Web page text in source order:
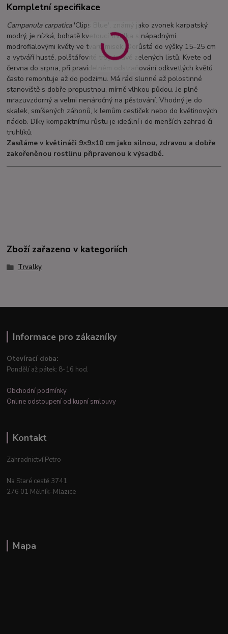
Kompletní specifikace
Campanula carpatica'Clips Blue', známý jako zvonek karpatský
modrý, je nízká, bohatě kvetoucí trvalka s nápadnými
modrofialovými květy ve tvaru misek. Dorůstá do výšky 15–25 cm
a vytváří husté, polštářovité trsy tmavě zelených listů. Kvete od
června do srpna, při pravidelném odstraňování odkvetlých květů
často remontuje až do podzimu. Má rád slunné až polostinné
stanoviště s dobře propustnou, mírně vlhkou půdou. Je plně
mrazuvzdorný a velmi nenáročný na pěstování. Vhodný je do
skalek, smíšených záhonů, k lemům cestiček nebo do květinových
nádob. Díky kompaktnímu růstu je ideální i do menších zahrad či
truhlíků.
Zasíláme v květináči 9×9×10 cm jako silnou, zdravou a dobře
zakořeněnou rostlinu připravenou k výsadbě.
Zboží zařazeno v kategoriích
Trvalky
Informace pro zákazníky
Otevírací doba:
Pondělí až pátek: 8-16 hod.
Obchodní podmínky
Online odstoupení od kupní smlouvy
Kontakt
Zahradnictví Petro
Na Staré cestě 3741
276 01 Mělník–Mlazice
Mapa